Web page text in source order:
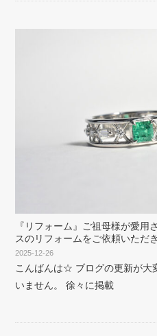
『リフォーム』ご祖母様が愛用
スのリフォームをご依頼いただ
2025-12-26
こんばんは☆ ブログの更新が大
いません。 徐々に掲載